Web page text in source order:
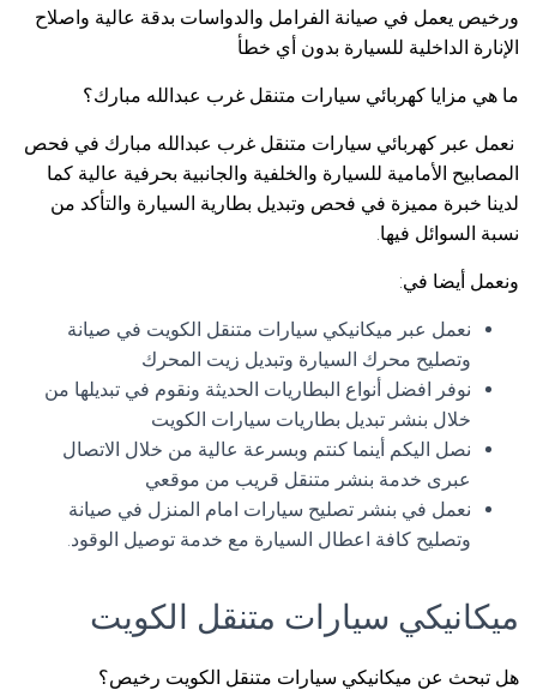
ورخيص يعمل في صيانة الفرامل والدواسات بدقة عالية واصلاح
الإنارة الداخلية للسيارة بدون أي خطأ
ما هي مزايا كهربائي سيارات متنقل غرب عبدالله مبارك؟
نعمل عبر كهربائي سيارات متنقل غرب عبدالله مبارك في فحص
المصابيح الأمامية للسيارة والخلفية والجانبية بحرفية عالية كما
لدينا خبرة مميزة في فحص وتبديل بطارية السيارة والتأكد من
نسبة السوائل فيها.
ونعمل أيضا في:
نعمل عبر ميكانيكي سيارات متنقل الكويت في صيانة
وتصليح محرك السيارة وتبديل زيت المحرك
نوفر افضل أنواع البطاريات الحديثة ونقوم في تبديلها من
خلال بنشر تبديل بطاريات سيارات الكويت
نصل اليكم أينما كنتم وبسرعة عالية من خلال الاتصال
عبرى خدمة بنشر متنقل قريب من موقعي
نعمل في بنشر تصليح سيارات امام المنزل في صيانة
وتصليح كافة اعطال السيارة مع خدمة توصيل الوقود.
ميكانيكي سيارات متنقل الكويت
هل تبحث عن ميكانيكي سيارات متنقل الكويت رخيص؟